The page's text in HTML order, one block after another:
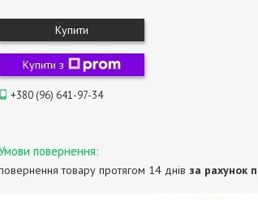
Купити
Купити з
+380 (96) 641-97-34
товару протягом 14 днів за рахунок